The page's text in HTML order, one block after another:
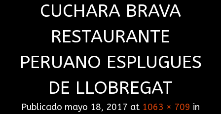
CUCHARA BRAVA
RESTAURANTE
PERUANO ESPLUGUES
DE LLOBREGAT
Publicado mayo 18, 2017 at 1063 × 709 in